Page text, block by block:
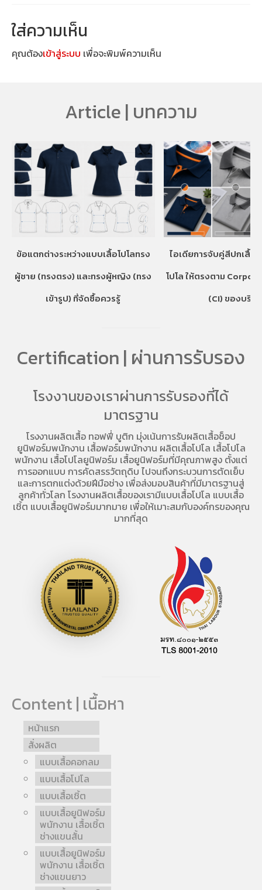
ใส่ความเห็น
คุณต้องเข้าสู่ระบบ เพื่อจะพิมพ์ความเห็น
Article | บทความ
ข้อแตกต่างระหว่างแบบเสื้อโปโลทรง
ผู้ชาย (ทรงตรง) และทรงผู้หญิง (ทรง
เข้ารูป) ที่จัดซื้อควรรู้
ไอเดียการจับคู่สีปกเสื้อ
โปโล ให้ตรงตาม
(CI) ของบริษัท
Certification | ผ่านการรับรอง
โรงงานของเราผ่านการรับรองที่ได้
มาตรฐาน
โรงงานผลิตเสื้อ ทอฟฟี่ บูติก มุ่งเน้นการรับผลิตเสื้อช็อป
ยูนิฟอร์มพนักงาน เสื้อฟอร์มพนักงาน ผลิตเสื้อโปโล เสื้อโปโล
พนักงาน เสื้อโปโลยูนิฟอร์ม เสื้อยูนิฟอร์มที่มีคุณภาพสูง ตั้งแต่
การออกแบบ การคัดสรรวัตถุดิบ ไปจนถึงกระบวนการตัดเย็บ
และการตกแต่งด้วยฝีมือช่าง เพื่อส่งมอบสินค้าที่มีมาตรฐานสู่
ลูกค้าทั่วโลก โรงงานผลิตเสื้อของเรามีแบบเสื้อโปโล แบบเสื้อ
เชิ้ต แบบเสื้อยูนิฟอร์มมากมาย เพื่อให้เมาะสมกับองค์กรของคุณ
มากที่สุด
Content | เนื้อหา
หน้าแรก
สั่งผลิต
แบบเสื้อคอกลม
แบบเสื้อโปโล
แบบเสื้อเชิ้ต
แบบเสื้อยูนิฟอร์ม
พนักงาน เสื้อเชิ้ต
ช่างแขนสั้น
แบบเสื้อยูนิฟอร์ม
พนักงาน เสื้อเชิ้ต
ช่างแขนยาว